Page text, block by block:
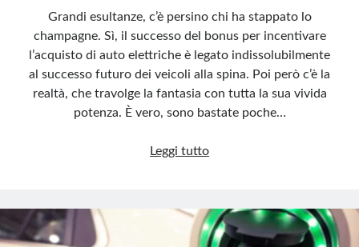
Grandi esultanze, c’è persino chi ha stappato lo
champagne. Sì, il successo del bonus per incentivare
l’acquisto di auto elettriche è legato indissolubilmente
al successo futuro dei veicoli alla spina. Poi però c’è la
realtà, che travolge la fantasia con tutta la sua vivida
potenza. È vero, sono bastate poche…
Leggi tuttoIl
del
bonus